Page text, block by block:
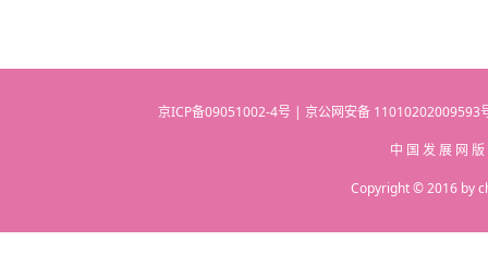
京ICP备09051002-4号 | 京公网安备
中 国 发 展 网
Copyright © 2016 by